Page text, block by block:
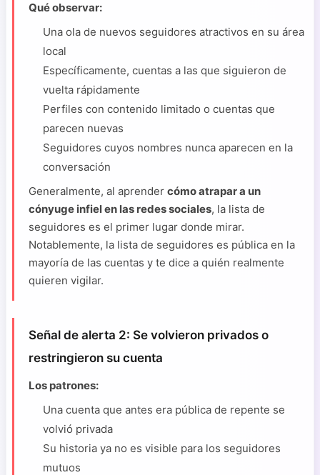
Qué observar:
Una ola de nuevos seguidores atractivos en su área
local
Específicamente, cuentas a las que siguieron de
vuelta rápidamente
Perfiles con contenido limitado o cuentas que
parecen nuevas
Seguidores cuyos nombres nunca aparecen en la
conversación
Generalmente, al aprender cómo atrapar a un
cónyuge infiel en las redes sociales, la lista de
seguidores es el primer lugar donde mirar.
Notablemente, la lista de seguidores es pública en la
mayoría de las cuentas y te dice a quién realmente
quieren vigilar.
Señal de alerta 2: Se volvieron privados o
restringieron su cuenta
Los patrones:
Una cuenta que antes era pública de repente se
volvió privada
Su historia ya no es visible para los seguidores
mutuos